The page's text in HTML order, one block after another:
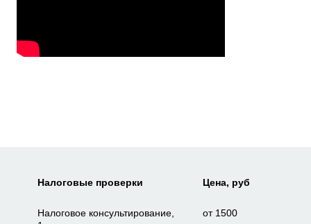
Налоговые проверки Цена, руб
Налоговое консультирование,
от 1500